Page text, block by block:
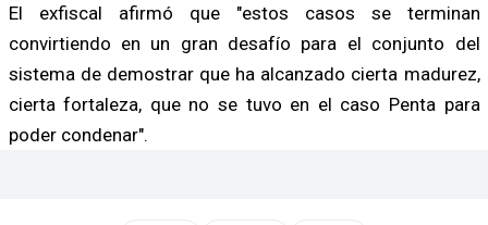
El exfiscal afirmó que "estos casos se terminan
convirtiendo en un gran desafío para el conjunto del
sistema de demostrar que ha alcanzado cierta madurez,
cierta fortaleza, que no se tuvo en el caso Penta para
poder condenar".